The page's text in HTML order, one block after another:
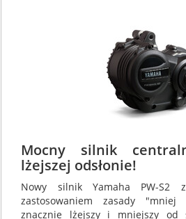
Mocny silnik
lżejszej odsłonie!
Nowy silnik Yamaha PW-S2
zastosowaniem zasady "mniej
znacznie lżejszy i mniejszy od